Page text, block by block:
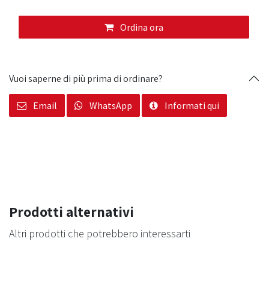
Ordina ora
Vuoi saperne di più prima di ordinare?
Email WhatsApp Informati qui
Prodotti alternativi
Altri prodotti che potrebbero interessarti